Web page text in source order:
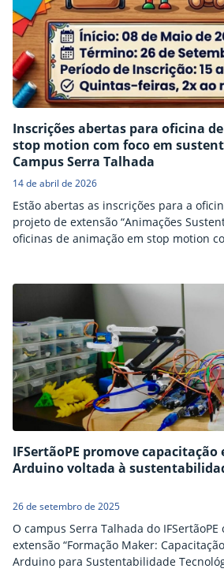
Inscrições abertas para oficina
stop motion com foco em
Campus Serra Talhada
14 de abril de 2026
Estão abertas as inscrições para a
projeto de extensão “Animações
oficinas de animação em stop motion
setembro de 2026. As atividades
às quintas-feiras no IFSertãoPE, e
técnica estruturada na linguagem…
IFSertãoPE promove capacitação
Arduino voltada à
26 de setembro de 2025
O campus Serra Talhada do
extensão “Formação Maker:
Arduino para Sustentabilidade